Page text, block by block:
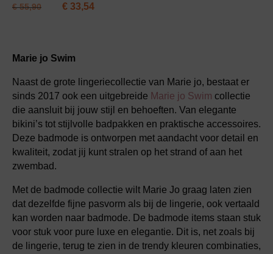
€55,90 € 33,54
Marie jo Swim
Naast de grote lingeriecollectie van Marie jo, bestaat er
sinds 2017 ook een uitgebreide Marie jo Swim collectie
die aansluit bij jouw stijl en behoeften. Van elegante
bikini’s tot stijlvolle badpakken en praktische accessoires.
Deze badmode is ontworpen met aandacht voor detail en
kwaliteit, zodat jij kunt stralen op het strand of aan het
zwembad.
Met de badmode collectie wilt Marie Jo graag laten zien
dat dezelfde fijne pasvorm als bij de lingerie, ook vertaald
kan worden naar badmode. De badmode items staan stuk
voor stuk voor pure luxe en elegantie. Dit is, net zoals bij
de lingerie, terug te zien in de trendy kleuren combinaties,